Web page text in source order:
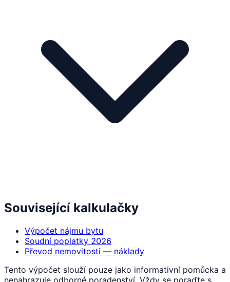
Související kalkulačky
Výpočet nájmu bytu
Soudní poplatky 2026
Převod nemovitosti — náklady
Tento výpočet slouží pouze jako informativní pomůcka a